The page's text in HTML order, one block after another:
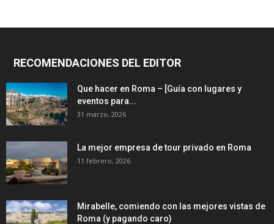
RECOMENDACIONES DEL EDITOR
Que hacer en Roma – [Guía con lugares y
eventos para...
31 marzo, 2026
La mejor empresa de tour privado en Roma
11 febrero, 2026
Mirabelle, comiendo con las mejores vistas de
Roma (y pagando caro)